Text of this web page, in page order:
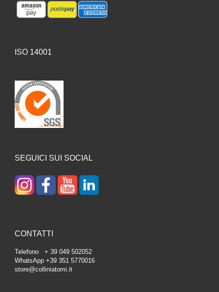
ISO 14001
SEGUICI SUI SOCIAL
CONTATTI
Telefono + 39 049 502052
WhatsApp +39 351 5770016
store@colliniatomi.it